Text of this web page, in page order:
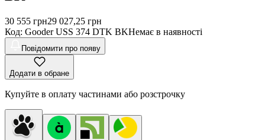
30 555 грн29 027,25 грн
Код: Gooder USS 374 DTK BKНемає в наявності
Повідомити про появу
Додати в обране
Купуйте в оплату частинами або розстрочку